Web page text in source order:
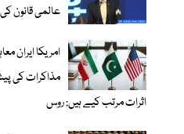
عالمی قانون
امریکا ایران
مذاکرات کی
اثرات مرتب کیے ہیں: روس